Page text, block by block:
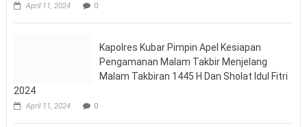
April 11, 2024 0